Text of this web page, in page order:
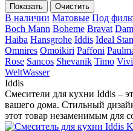
Показать Очистить
В наличии Матовые Под
Boch Mann Boheme Bravat
Haiba Hansgrohe Iddis Ideal
Omnires Omoikiri Paffoni
Rose Sancos Shevanik Timo
WeltWasser
Iddis
Смесители для кухни Iddis –
вашего дома. Стильный
этот товар незаменимым для